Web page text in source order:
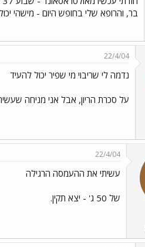
בר, והרופא שלי בחופש היום - מישהי
22/4/04
נדמה לי שריבוי מי שפיר יכול להעיד
על סכרת הריון, אבל אני מניחה
22/4/04
עשיתי את ההעמסה הרגילה
של 50 ג' - יצא תקין.